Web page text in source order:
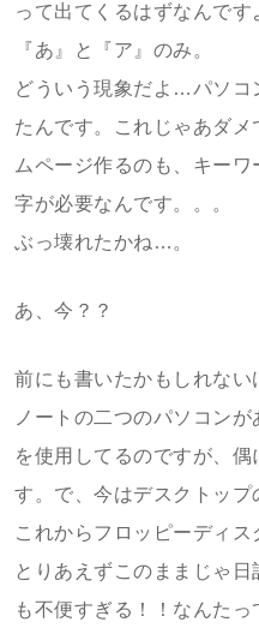
って出てくるはずなんです
『あ』と『ア』のみ。
どういう現象だよ…パソコ
たんです。これじゃあダ
ムページ作るのも、キー
字が必要なんです。。。
ぶっ壊れたかね…。
あ、今？？
前にも書いたかもしれない
ノートの二つのパソコン
を使用してるのですが、
す。で、今はデスクトップ
これからフロッピーディス
とりあえずこのままじゃ
も不便すぎる！！なんた